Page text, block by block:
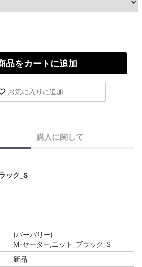
品をカートに追加
お気に入りに追加
購入に関して
ック_S
(バーバリー)
M-セーター,ニット_ブラック_S
新品